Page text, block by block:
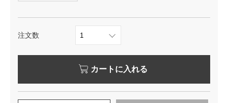
注文数
カートに入れる